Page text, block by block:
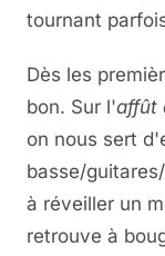
tournant
Dès les
bon. Sur l'affût
on nous sert
basse/
à réveiller un
retrouve à